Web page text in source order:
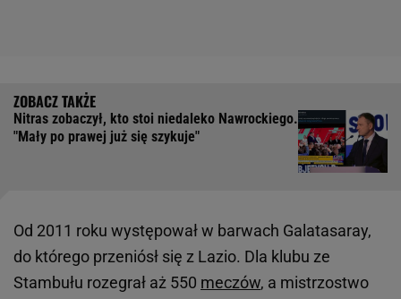
Nitras zobaczył, kto stoi niedaleko Nawrockiego.
"Mały po prawej już się szykuje"
Od 2011 roku występował w barwach Galatasaray,
do którego przeniósł się z Lazio. Dla klubu ze
Stambułu rozegrał aż 550 meczów, a mistrzostwo